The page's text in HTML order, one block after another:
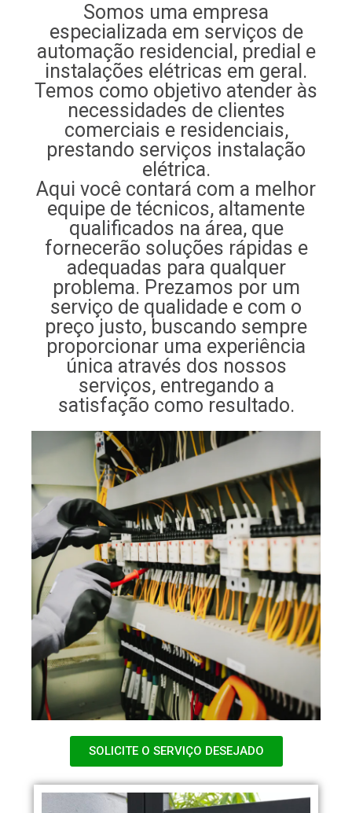
Somos uma empresa
especializada em serviços de
automação residencial, predial e
instalações elétricas em geral.
Temos como objetivo atender às
necessidades de clientes
comerciais e residenciais,
prestando serviços instalação
elétrica.
Aqui você contará com a melhor
equipe de técnicos, altamente
qualificados na área, que
fornecerão soluções rápidas e
adequadas para qualquer
problema. Prezamos por um
serviço de qualidade e com o
preço justo, buscando sempre
proporcionar uma experiência
única através dos nossos
serviços, entregando a
satisfação como resultado.
SOLICITE O SERVIÇO DESEJADO